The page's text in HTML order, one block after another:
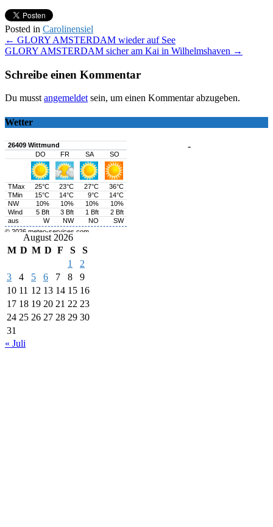
Posted in Carolinensiel
Post
navigation
← GLORY AMSTERDAM wieder auf See
GLORY AMSTERDAM sicher am Kai in Wilhelmshaven →
Schreibe einen Kommentar
Du musst angemeldet sein, um einen Kommentar abzugeben.
Wetter
-
August 2026
M D M D F S
S
1
2
3
4 5 6 7 8
9
10 11 12 13 14 15 16
17 18 19 20 21 22 23
24 25 26 27 28 29 30
31
« Juli